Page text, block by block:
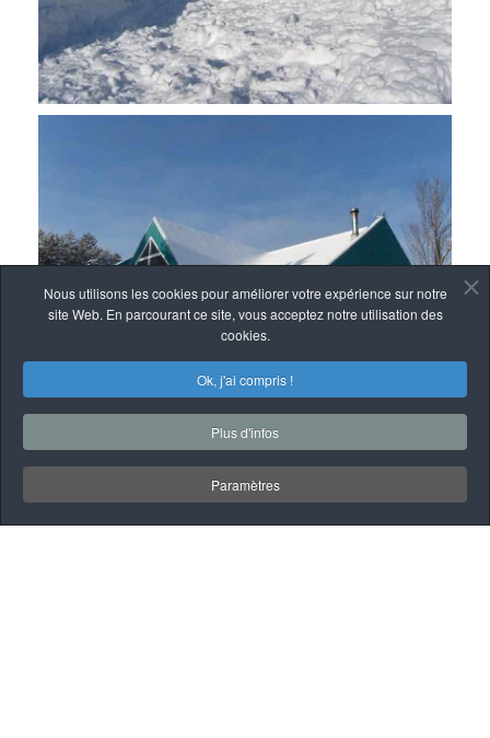
Nous utilisons les cookies pour améliorer votre expérience sur notre
site Web. En parcourant ce site, vous acceptez notre utilisation des
cookies.
Ok, j'ai compris !
Plus d'infos
Paramètres